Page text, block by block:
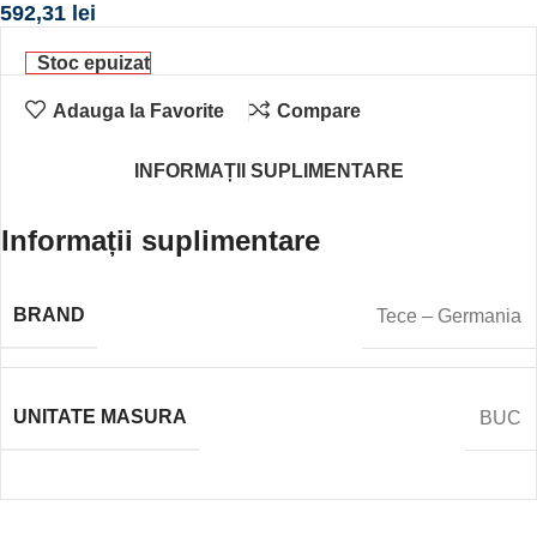
592,31 lei
Stoc epuizat
Adauga la Favorite Compare
INFORMAȚII SUPLIMENTARE
Informații suplimentare
BRAND Tece – Germania
UNITATE MASURA BUC